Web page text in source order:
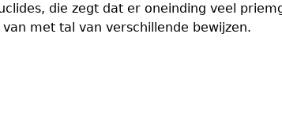
die zegt dat er oneinding veel
met tal van verschillende bewijzen.